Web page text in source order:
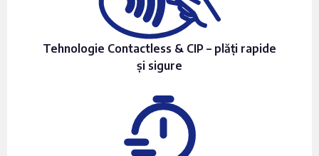
Tehnologie Contactless & CIP – plăți rapide
și sigure